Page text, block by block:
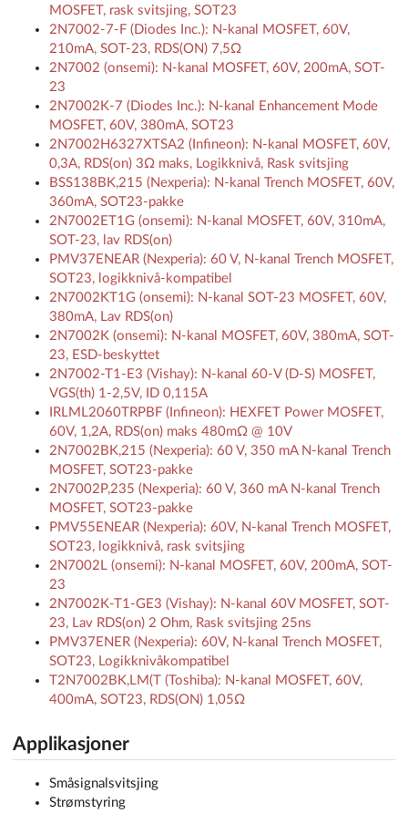
MOSFET, rask svitsjing, SOT23
2N7002-7-F (Diodes Inc.): N-kanal MOSFET, 60V,
210mA, SOT-23, RDS(ON) 7,5Ω
2N7002 (onsemi): N-kanal MOSFET, 60V, 200mA, SOT-
23
2N7002K-7 (Diodes Inc.): N-kanal Enhancement Mode
MOSFET, 60V, 380mA, SOT23
2N7002H6327XTSA2 (Infineon): N-kanal MOSFET, 60V,
0,3A, RDS(on) 3Ω maks, Logikknivå, Rask svitsjing
BSS138BK,215 (Nexperia): N-kanal Trench MOSFET, 60V,
360mA, SOT23-pakke
2N7002ET1G (onsemi): N-kanal MOSFET, 60V, 310mA,
SOT-23, lav RDS(on)
PMV37ENEAR (Nexperia): 60 V, N-kanal Trench MOSFET,
SOT23, logikknivå-kompatibel
2N7002KT1G (onsemi): N-kanal SOT-23 MOSFET, 60V,
380mA, Lav RDS(on)
2N7002K (onsemi): N-kanal MOSFET, 60V, 380mA, SOT-
23, ESD-beskyttet
2N7002-T1-E3 (Vishay): N-kanal 60-V (D-S) MOSFET,
VGS(th) 1-2,5V, ID 0,115A
IRLML2060TRPBF (Infineon): HEXFET Power MOSFET,
60V, 1,2A, RDS(on) maks 480mΩ @ 10V
2N7002BK,215 (Nexperia): 60 V, 350 mA N-kanal Trench
MOSFET, SOT23-pakke
2N7002P,235 (Nexperia): 60 V, 360 mA N-kanal Trench
MOSFET, SOT23-pakke
PMV55ENEAR (Nexperia): 60V, N-kanal Trench MOSFET,
SOT23, logikknivå, rask svitsjing
2N7002L (onsemi): N-kanal MOSFET, 60V, 200mA, SOT-
23
2N7002K-T1-GE3 (Vishay): N-kanal 60V MOSFET, SOT-
23, Lav RDS(on) 2 Ohm, Rask svitsjing 25ns
PMV37ENER (Nexperia): 60V, N-kanal Trench MOSFET,
SOT23, Logikknivåkompatibel
T2N7002BK,LM(T (Toshiba): N-kanal MOSFET, 60V,
400mA, SOT23, RDS(ON) 1,05Ω
Applikasjoner
Småsignalsvitsjing
Strømstyring